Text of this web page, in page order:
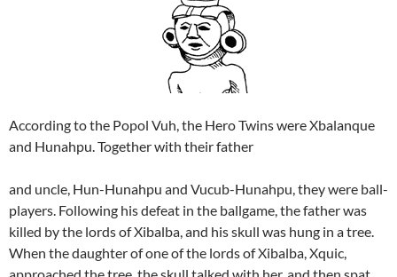
According to the Popol Vuh, the Hero Twins were Xbalanque
and Hunahpu. Together with their father
and uncle, Hun-Hunahpu and Vucub-Hunahpu, they were ball-
players. Following his defeat in the ballgame, the father was
killed by the lords of Xibalba, and his skull was hung in a tree.
When the daughter of one of the lords of Xibalba, Xquic,